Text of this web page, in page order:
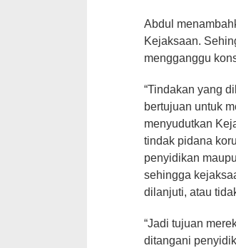
Abdul
Kejaksaan.
mengganggu
“Tindakan yang
bertujuan untuk
menyudutkan
tindak pidana
penyidikan
sehingga
dilanjuti, atau
“Jadi tujuan
ditangani